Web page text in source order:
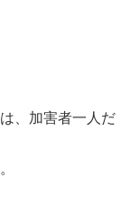
、加害者一人だ